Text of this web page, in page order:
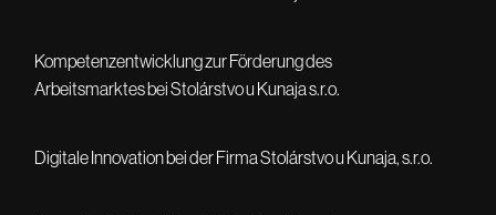
Kompetenzentwicklung zur Förderung des
Arbeitsmarktes bei Stolárstvo u Kunaja s.r.o.
Digitale Innovation bei der Firma Stolárstvo u Kunaja, s.r.o.